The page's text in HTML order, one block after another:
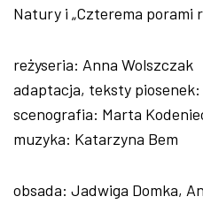
Natury i „Czterema porami
reżyseria: Anna Wolszczak
adaptacja, teksty piosenek:
scenografia: Marta
muzyka: Katarzyna Bem
obsada: Jadwiga Domka,